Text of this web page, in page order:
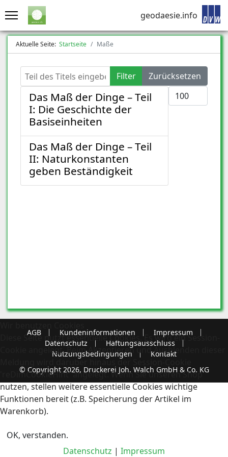
geodaesie.info
Aktuelle Seite: Startseite Maße
Teil des Titels eingeben Filter
Zurücksetzen
Anzeige #
Das Maß der Dinge – Teil
I: Die Geschichte der
Basiseinheiten
Das Maß der Dinge – Teil
II: Naturkonstanten
geben Beständigkeit
AGB Kundeninformationen
Impressum
Datenschutz
Haftungsausschluss
Nutzungsbedingungen
Kontakt
© Copyright 2026, Druckerei Joh. Walch GmbH & Co. KG
Diese Seite nutzt essentielle Cookies. Es wird ein Session-
Cookie angelegt. Beim Akzeptieren und Ausblenden dieser
Meldung wird darüber hinaus der Session-Cookie
'reDimCookieHint' angelegt. Wenn Sie unseren Shop
nutzen, stellen weitere essentielle Cookies wichtige
Funktionen bereit (z.B. Speicherung der Artikel im
Warenkorb).
OK, verstanden.
Datenschutz | Impressum